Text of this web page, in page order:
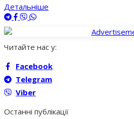
Детальніше
Читайте нас у:
Facebook
Telegram
Viber
Останні публікації